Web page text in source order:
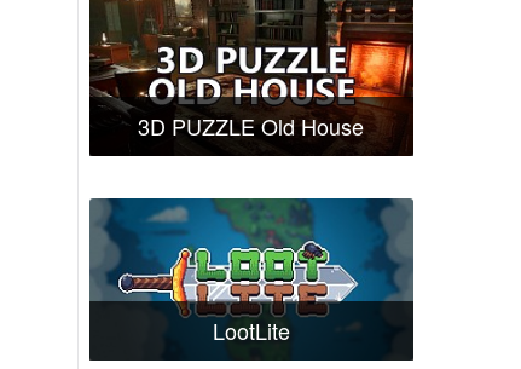
3D PUZZLE Old House
LootLite